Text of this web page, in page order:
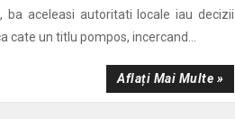
aceleasi autoritati locale iau decizii
un titlu pompos, incercand...
Aflați Mai Multe »